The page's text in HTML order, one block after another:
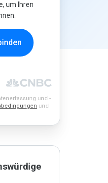
um Ihren
und -
und